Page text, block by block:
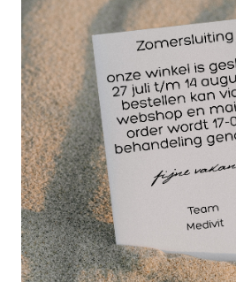
Fraisentester | Frezentester
Frais tester voor pedicure fraisen.
10,75 EXCL. BTW